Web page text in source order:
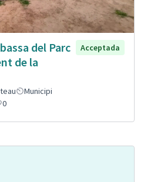
del Parc
de la
Acceptada
Municipi
0